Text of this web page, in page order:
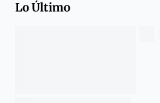
Lo Último